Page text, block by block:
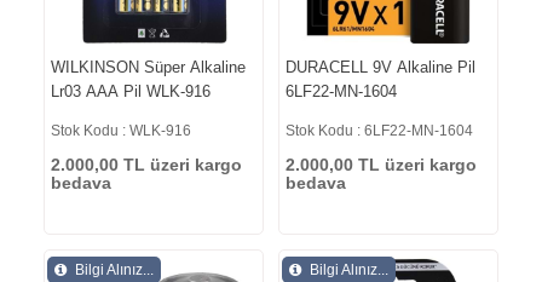
WILKINSON Süper Alkaline
Lr03 AAA Pil WLK-916
Stok Kodu : WLK-916
2.000,00 TL üzeri kargo
bedava
DURACELL 9V Alkaline Pil
6LF22-MN-1604
Stok Kodu : 6LF22-MN-1604
2.000,00 TL üzeri kargo
bedava
Bilgi Alınız... Bilgi Alınız...